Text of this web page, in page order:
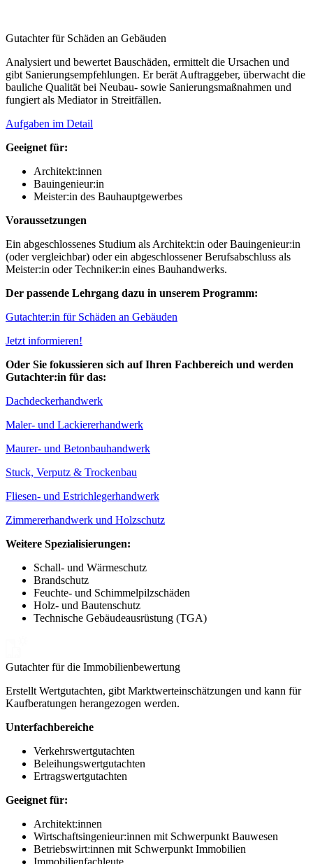
Gutachter für Schäden an Gebäuden
Analysiert und bewertet Bauschäden, ermittelt die Ursachen und
gibt Sanierungsempfehlungen. Er berät Auftraggeber, überwacht die
bauliche Qualität bei Neubau- sowie Sanierungsmaßnahmen und
fungiert als Mediator in Streitfällen.
Aufgaben im Detail
Geeignet für:
Architekt:innen
Bauingenieur:in
Meister:in des Bauhauptgewerbes
Voraussetzungen
Ein abgeschlossenes Studium als Architekt:in oder Bauingenieur:in
(oder vergleichbar) oder ein abgeschlossener Berufsabschluss als
Meister:in oder Techniker:in eines Bauhandwerks.
Der passende Lehrgang dazu in unserem Programm:
Gutachter:in für Schäden an Gebäuden
Jetzt informieren!
Oder Sie fokussieren sich auf Ihren Fachbereich und werden
Gutachter:in für das:
Dachdeckerhandwerk
Maler- und Lackiererhandwerk
Maurer- und Betonbauhandwerk
Stuck, Verputz & Trockenbau
Fliesen- und Estrichlegerhandwerk
Zimmererhandwerk und Holzschutz
Weitere Spezialisierungen:
Schall- und Wärmeschutz
Brandschutz
Feuchte- und Schimmelpilzschäden
Holz- und Bautenschutz
Technische Gebäudeausrüstung (TGA)
Gutachter für die Immobilienbewertung
Erstellt Wertgutachten, gibt Marktwerteinschätzungen und kann für
Kaufberatungen herangezogen werden.
Unterfachbereiche
Verkehrswertgutachten
Beleihungswertgutachten
Ertragswertgutachten
Geeignet für:
Architekt:innen
Wirtschaftsingenieur:innen mit Schwerpunkt Bauwesen
Betriebswirt:innen mit Schwerpunkt Immobilien